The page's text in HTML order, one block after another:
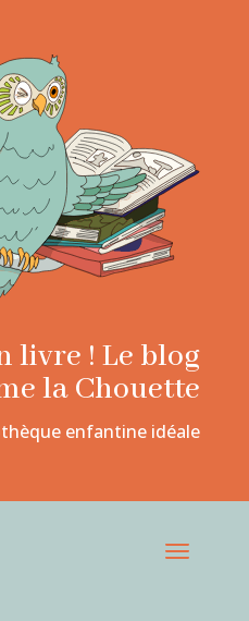
livre ! Le blog
la Chouette
enfantine idéale